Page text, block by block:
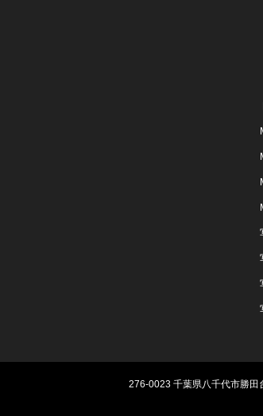
276-0023 千葉県八千代市勝田